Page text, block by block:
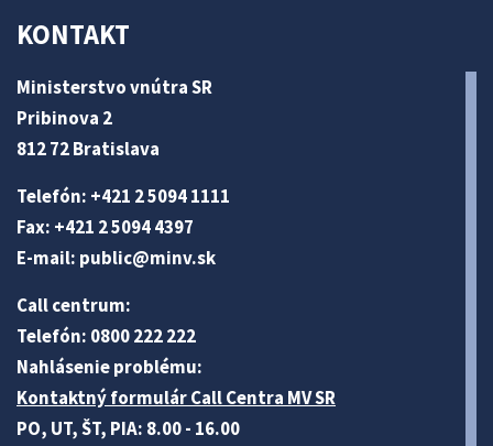
KONTAKT
Ministerstvo vnútra SR
Pribinova 2
812 72 Bratislava
Telefón: +421 2 5094 1111
Fax: +421 2 5094 4397
E-mail: public@minv.sk
Call centrum:
Telefón: 0800 222 222
Nahlásenie problému:
Kontaktný formulár Call Centra MV SR
PO, UT, ŠT, PIA: 8.00 - 16.00